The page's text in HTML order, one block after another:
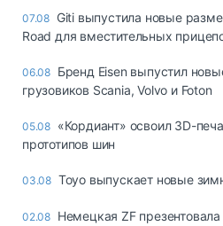
07.08 Giti выпустила новые
Road для вместительных
06.08 Бренд Eisen выпустил
грузовиков Scania, Volvo и Foton
05.08 «Кордиант» освоил 3D-
прототипов шин
03.08 Toyo выпускает новые
02.08 Немецкая ZF